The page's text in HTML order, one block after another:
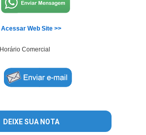
Acessar Web Site >>
Horário Comercial
DEIXE SUA NOTA